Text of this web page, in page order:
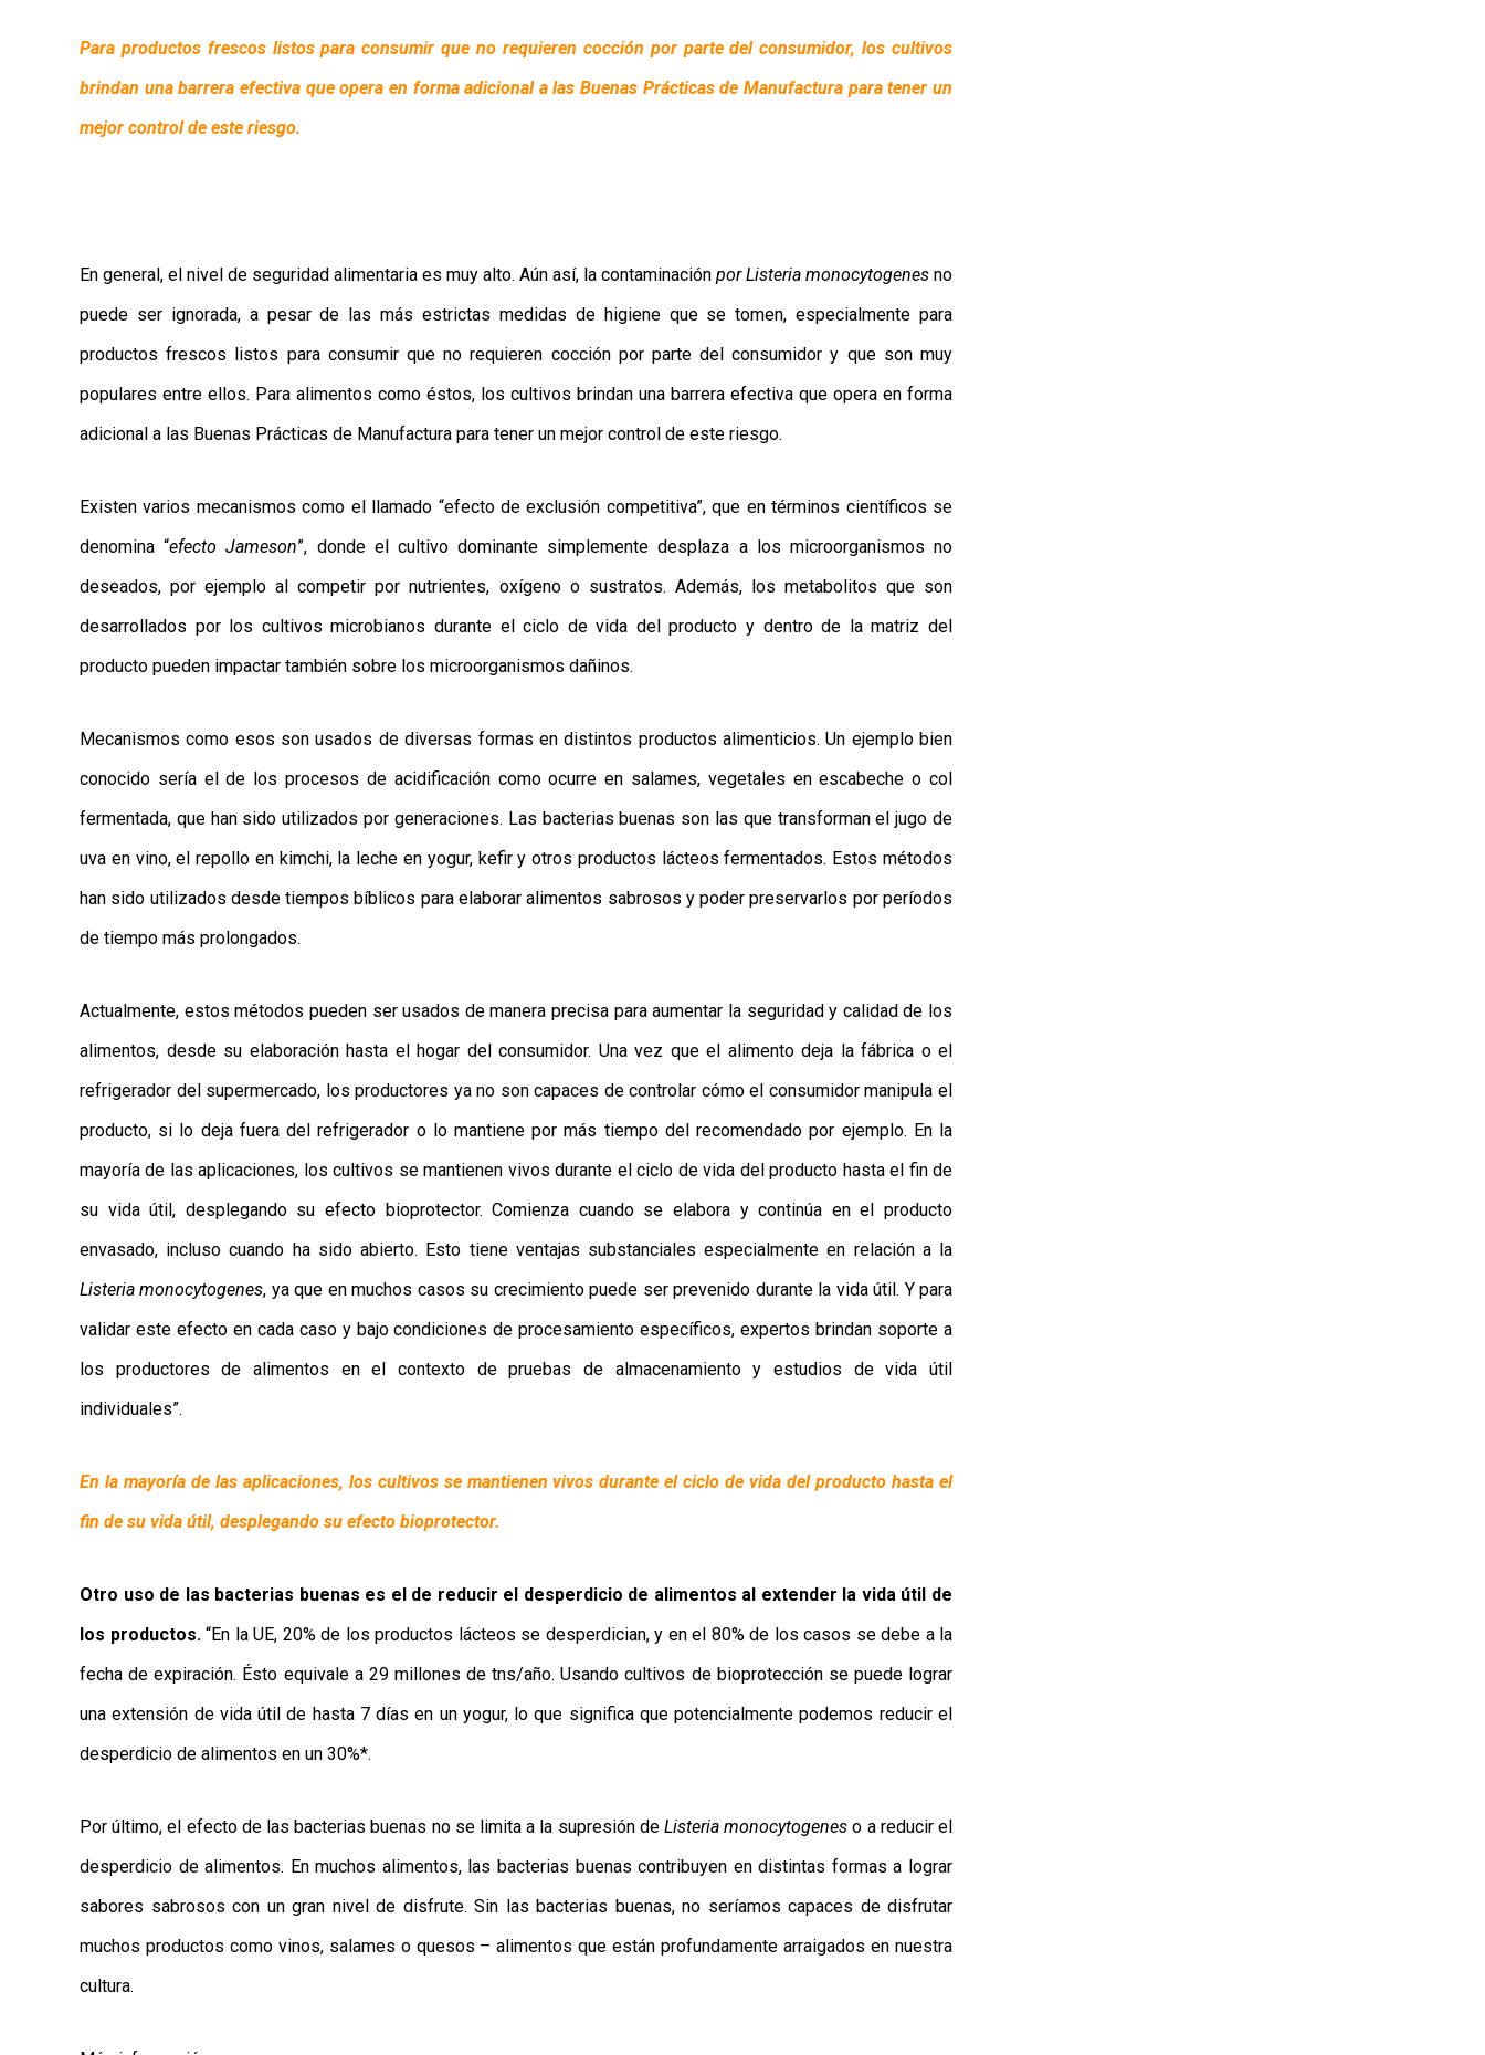
Para productos frescos listos para consumir que no requieren cocción por parte del consumidor, los cultivos
brindan una barrera efectiva que opera en forma adicional a las Buenas Prácticas de Manufactura para tener un
mejor control de este riesgo.
En general, el nivel de seguridad alimentaria es muy alto. Aún así, la contaminación por Listeria monocytogenes no
puede ser ignorada, a pesar de las más estrictas medidas de higiene que se tomen, especialmente para
productos frescos listos para consumir que no requieren cocción por parte del consumidor y que son muy
populares entre ellos. Para alimentos como éstos, los cultivos brindan una barrera efectiva que opera en forma
adicional a las Buenas Prácticas de Manufactura para tener un mejor control de este riesgo.
Existen varios mecanismos como el llamado “efecto de exclusión competitiva”, que en términos científicos se
denomina “efecto Jameson”, donde el cultivo dominante simplemente desplaza a los microorganismos no
deseados, por ejemplo al competir por nutrientes, oxígeno o sustratos. Además, los metabolitos que son
desarrollados por los cultivos microbianos durante el ciclo de vida del producto y dentro de la matriz del
producto pueden impactar también sobre los microorganismos dañinos.
Mecanismos como esos son usados de diversas formas en distintos productos alimenticios. Un ejemplo bien
conocido sería el de los procesos de acidificación como ocurre en salames, vegetales en escabeche o col
fermentada, que han sido utilizados por generaciones. Las bacterias buenas son las que transforman el jugo de
uva en vino, el repollo en kimchi, la leche en yogur, kefir y otros productos lácteos fermentados. Estos métodos
han sido utilizados desde tiempos bíblicos para elaborar alimentos sabrosos y poder preservarlos por períodos
de tiempo más prolongados.
Actualmente, estos métodos pueden ser usados de manera precisa para aumentar la seguridad y calidad de los
alimentos, desde su elaboración hasta el hogar del consumidor. Una vez que el alimento deja la fábrica o el
refrigerador del supermercado, los productores ya no son capaces de controlar cómo el consumidor manipula el
producto, si lo deja fuera del refrigerador o lo mantiene por más tiempo del recomendado por ejemplo. En la
mayoría de las aplicaciones, los cultivos se mantienen vivos durante el ciclo de vida del producto hasta el fin de
su vida útil, desplegando su efecto bioprotector. Comienza cuando se elabora y continúa en el producto
envasado, incluso cuando ha sido abierto. Esto tiene ventajas substanciales especialmente en relación a la
Listeria monocytogenes, ya que en muchos casos su crecimiento puede ser prevenido durante la vida útil. Y para
validar este efecto en cada caso y bajo condiciones de procesamiento específicos, expertos brindan soporte a
los productores de alimentos en el contexto de pruebas de almacenamiento y estudios de vida útil
individuales”.
En la mayoría de las aplicaciones, los cultivos se mantienen vivos durante el ciclo de vida del producto hasta el
fin de su vida útil, desplegando su efecto bioprotector.
Otro uso de las bacterias buenas es el de reducir el desperdicio de alimentos al extender la vida útil de
los productos. “En la UE, 20% de los productos lácteos se desperdician, y en el 80% de los casos se debe a la
fecha de expiración. Ésto equivale a 29 millones de tns/año. Usando cultivos de bioprotección se puede lograr
una extensión de vida útil de hasta 7 días en un yogur, lo que significa que potencialmente podemos reducir el
desperdicio de alimentos en un 30%*.
Por último, el efecto de las bacterias buenas no se limita a la supresión de Listeria monocytogenes o a reducir el
desperdicio de alimentos. En muchos alimentos, las bacterias buenas contribuyen en distintas formas a lograr
sabores sabrosos con un gran nivel de disfrute. Sin las bacterias buenas, no seríamos capaces de disfrutar
muchos productos como vinos, salames o quesos – alimentos que están profundamente arraigados en nuestra
cultura.